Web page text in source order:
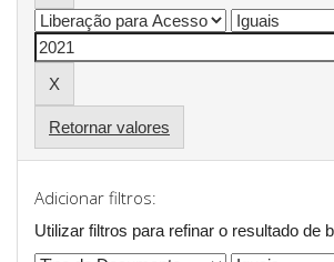
Retornar valores
Adicionar filtros:
Utilizar filtros para refinar o resultado de